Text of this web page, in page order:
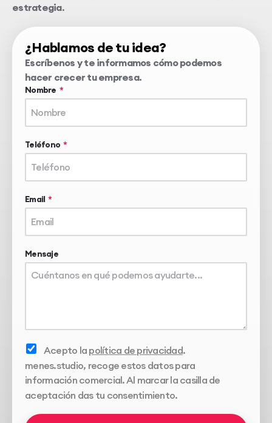
estrategia.
¿Hablamos de tu idea?
Escríbenos y te informamos cómo podemos
hacer crecer tu empresa.
Nombre
Teléfono
Email
Mensaje
Acepto la política de privacidad.
menes.studio, recoge estos datos para
información comercial. Al marcar la casilla de
aceptación das tu consentimiento.